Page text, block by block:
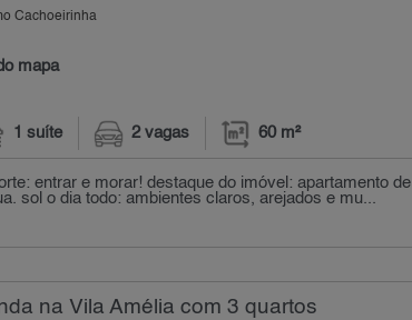
Cachoeirinha
mapa
1 suíte 2 vagas 60 m²
entrar e morar! destaque do imóvel: apartamento de
sol o dia todo: ambientes claros, arejados e mu...
na Vila Amélia com 3 quartos